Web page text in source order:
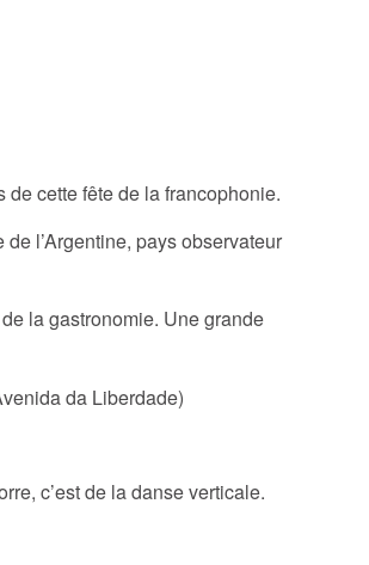
cette fête de la francophonie.
l’Argentine, pays observateur
la gastronomie. Une grande
da Liberdade)
c’est de la danse verticale.